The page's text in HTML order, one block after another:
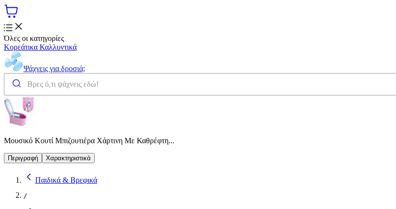
Όλες οι κατηγορίες
Κορεάτικα Καλλυντικά
Ψάχνεις για δροσιά;
Μουσικό Κουτί Μπιζουτιέρα Χάρτινη Με Καθρέφτη...
Περιγραφή Χαρακτηριστικά
Παιδικά & Βρεφικά
/